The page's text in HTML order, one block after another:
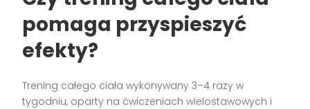
pomaga przyspieszyć
efekty?
Trening całego ciała wykonywany 3–4 razy w
tygodniu, oparty na ćwiczeniach wielostawowych i